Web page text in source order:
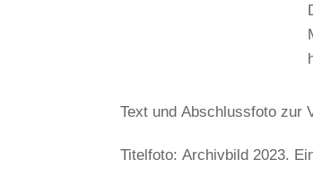
Text und Abschlussfoto zur
Titelfoto: Archivbild 2023.